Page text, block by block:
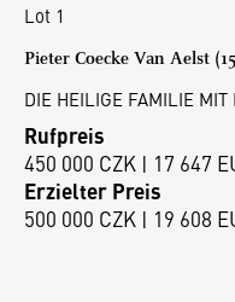
Lot 1
Pieter Coecke Van Aelst
DIE HEILIGE FAMILIE MIT
Rufpreis
450 000 CZK | 17 647
Erzielter Preis
500 000 CZK | 19 608